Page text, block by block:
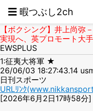
☰ 暇つぶし2ch
【ボクシング】井上尚弥
実現へ、英プロモート
EWSPLUS
1:征夷大将軍 ★
26/06/03 18:27:43.14
日刊スポーツ
URLﾘﾝｸ
[2026年6月2日17時58分]